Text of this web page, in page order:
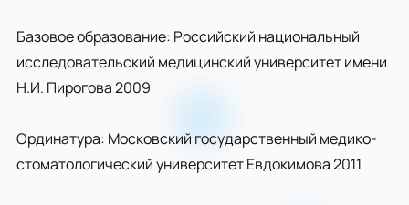
Базовое образование: Российский национальный
исследовательский медицинский университет имени
Н.И. Пирогова 2009
Ординатура: Московский государственный медико-
стоматологический университет Евдокимова 2011